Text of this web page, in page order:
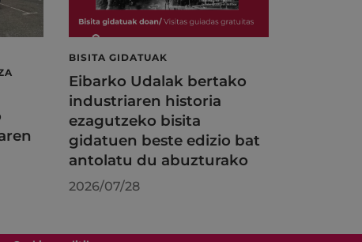
BISITA GIDATUAK
Eibarko Udalak bertako
industriaren historia
ezagutzeko bisita
gidatuen beste edizio bat
antolatu du abuzturako
2026/07/28